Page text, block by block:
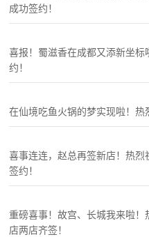
成功签约！
喜报！蜀滋香在成都又添新坐
约！
在仙境吃鱼火锅的梦实现啦！热
喜事连连，赵总再签新店！热
签约！
重磅喜事！故宫、长城我来啦
店两店齐签！